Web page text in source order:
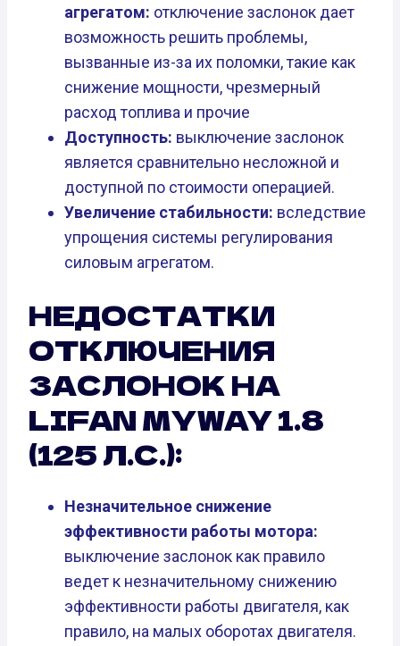
агрегатом: отключение заслонок дает
возможность решить проблемы,
вызванные из-за их поломки, такие как
снижение мощности, чрезмерный
расход топлива и прочие
Доступность: выключение заслонок
является сравнительно несложной и
доступной по стоимости операцией.
Увеличение стабильности: вследствие
упрощения системы регулирования
силовым агрегатом.
НЕДОСТАТКИ
ОТКЛЮЧЕНИЯ
ЗАСЛОНОК НА
LIFAN MYWAY 1.8
(125 Л.С.):
Незначительное снижение
эффективности работы мотора:
выключение заслонок как правило
ведет к незначительному снижению
эффективности работы двигателя, как
правило, на малых оборотах двигателя.